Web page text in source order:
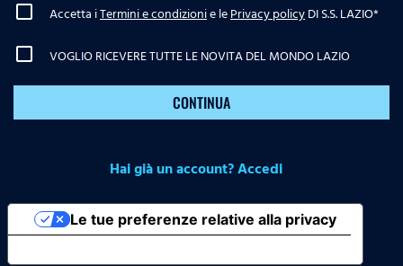
Accetta iTermini e condizionie lePrivacy policyDI S.S. LAZIO*
VOGLIO RICEVERE TUTTE LE NOVITA DEL MONDO LAZIO
CONTINUA
Hai già un account? Accedi
Le tue preferenze relative alla privacy